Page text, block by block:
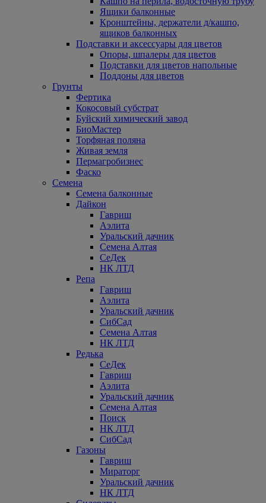
Ящики балконные
Кронштейны, держатели д/кашпо,
ящиков балконных
Подставки и аксессуары для цветов
Опоры, шпалеры для цветов
Подставки для цветов напольные
Поддоны для цветов
Грунты
Фертика
Кокосовый субстрат
Буйский химический завод
БиоМастер
Торфяная поляна
Живая земля
Пермагробизнес
Фаско
Семена
Семена балконные
Дайкон
Гавриш
Аэлита
Уральский дачник
Семена Алтая
СеДек
НК ЛТД
Репа
Гавриш
Аэлита
Уральский дачник
СибСад
Семена Алтая
НК ЛТД
Редька
СеДек
Гавриш
Аэлита
Уральский дачник
Семена Алтая
Поиск
НК ЛТД
СибСад
Газоны
Гавриш
Мираторг
Уральский дачник
НК ЛТД